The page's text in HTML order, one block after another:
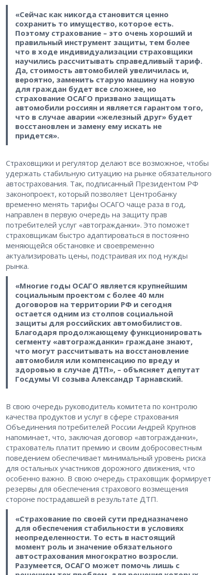
«Сейчас как никогда становится ценно
сохранить то имущество, которое есть.
Поэтому страхование – это очень хороший и
правильный инструмент защиты, тем более
что в ходе индивидуализации страховщики
научились рассчитывать справедливый тариф.
Да, стоимость автомобилей увеличилась и,
вероятно, заменить старую машину на новую
для граждан будет все сложнее, но
страхование ОСАГО призвано защищать
автомобили россиян и является гарантом того,
что в случае аварии «железный друг» будет
восстановлен и замену ему искать не
придется».
Страховщики и регулятор делают все возможное, чтобы
удержать стабильную ситуацию на рынке обязательного
автострахования. Так, подписанный Президентом РФ
законопроект, который позволяет Центробанку
временно менять тарифы ОСАГО чаще раза в год,
направлен в первую очередь на защиту прав
потребителей услуг «автогражданки». Это поможет
страховщикам быстро адаптироваться в постоянно
меняющейся обстановке и своевременно
актуализировать цены, подстраивая их под нужды
рынка.
«Многие годы ОСАГО является крупнейшим
социальным проектом с более 40 млн
договоров на территории РФ и сегодня
остается одним из столпов социальной
защиты для российских автомобилистов.
Благодаря продолжающему функционировать
сегменту «автогражданки» граждане знают,
что могут рассчитывать на восстановление
автомобиля или компенсацию по вреду и
здоровью в случае ДТП», – объясняет депутат
Госдумы VI созыва Александр Тарнавский.
В свою очередь руководитель комитета по контролю
качества продуктов и услуг в сфере страхования
Объединения потребителей России Андрей Крупнов
напоминает, что, заключая договор «автогражданки»,
страхователь платит премию и своим добросовестным
поведением обеспечивает минимальный уровень риска
для остальных участников дорожного движения, что
особенно важно. В свою очередь страховщик формирует
резервы для обеспечения страхового возмещения
стороне пострадавшей в результате ДТП.
«Страхование по своей сути предназначено
для обеспечения стабильности в условиях
неопределенности. То есть в настоящий
момент роль и значение обязательного
автострахования многократно возросли.
Разумеется, ОСАГО может помочь лишь с